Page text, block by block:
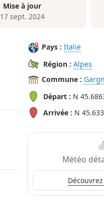
Mise à jour
17 sept. 2024
Pays : Italie
Région : Alpes
Commune :
Départ : N
Arrivée : N
Météo